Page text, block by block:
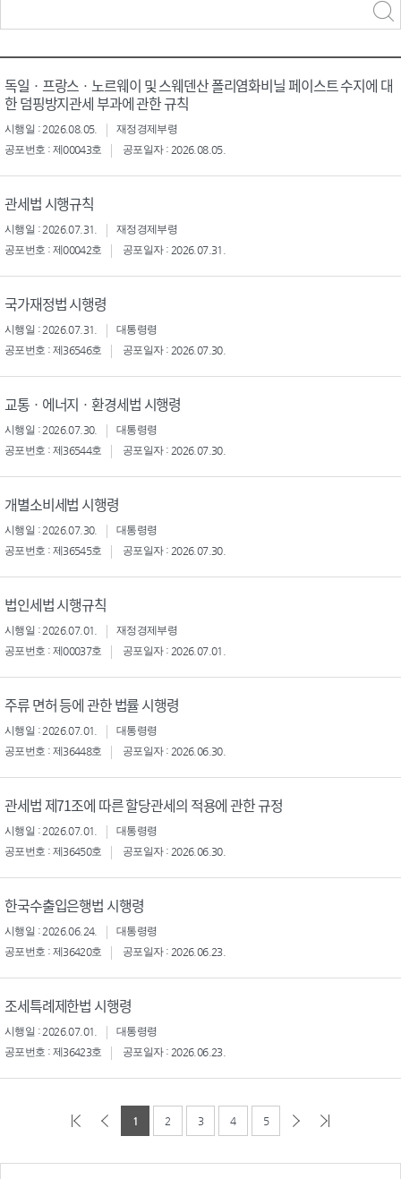
독일ㆍ프랑스ㆍ노르웨이 및 스웨덴산 폴리염화비닐 페이스트 수지에 대
한 덤핑방지관세 부과에 관한 규칙
시행일 : 2026.08.05.
재정경제부령
공포번호 : 제00043호
공포일자 : 2026.08.05.
관세법 시행규칙
시행일 : 2026.07.31.
재정경제부령
공포번호 : 제00042호
공포일자 : 2026.07.31.
국가재정법 시행령
시행일 : 2026.07.31.
대통령령
공포번호 : 제36546호
공포일자 : 2026.07.30.
교통ㆍ에너지ㆍ환경세법 시행령
시행일 : 2026.07.30.
대통령령
공포번호 : 제36544호
공포일자 : 2026.07.30.
개별소비세법 시행령
시행일 : 2026.07.30.
대통령령
공포번호 : 제36545호
공포일자 : 2026.07.30.
법인세법 시행규칙
시행일 : 2026.07.01.
재정경제부령
공포번호 : 제00037호
공포일자 : 2026.07.01.
주류 면허 등에 관한 법률 시행령
시행일 : 2026.07.01.
대통령령
공포번호 : 제36448호
공포일자 : 2026.06.30.
관세법 제71조에 따른 할당관세의 적용에 관한 규정
시행일 : 2026.07.01.
대통령령
공포번호 : 제36450호
공포일자 : 2026.06.30.
한국수출입은행법 시행령
시행일 : 2026.06.24.
대통령령
공포번호 : 제36420호
공포일자 : 2026.06.23.
조세특례제한법 시행령
시행일 : 2026.07.01.
대통령령
공포번호 : 제36423호
공포일자 : 2026.06.23.
1 2 3 4 5